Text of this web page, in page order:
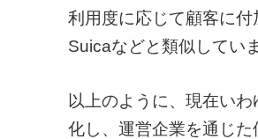
利用度に応じて顧客に
Suicaなどと類似してい
以上のように、現在い
化し、運営企業を通じた